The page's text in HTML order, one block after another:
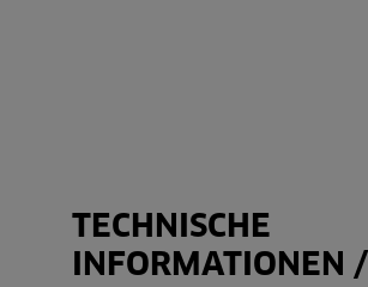
TECHNISCHE
INFORMATIONEN /